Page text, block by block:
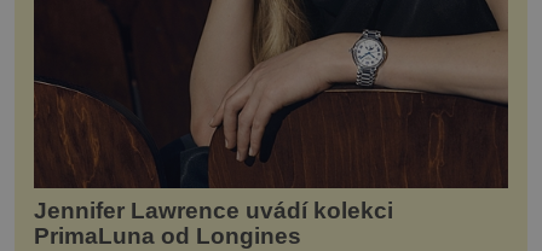
Jennifer Lawrence uvádí kolekci
PrimaLuna od Longines